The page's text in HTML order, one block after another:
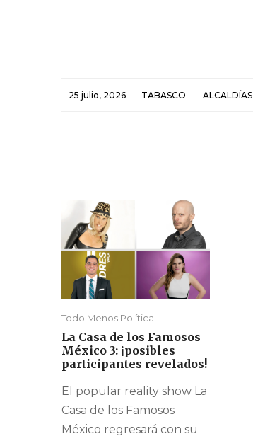
25 julio, 2026 TABASCO ALCALDÍAS
Todo Menos Política
La Casa de los Famosos
México 3: ¡posibles
participantes revelados!
El popular reality show La
Casa de los Famosos
México regresará con su